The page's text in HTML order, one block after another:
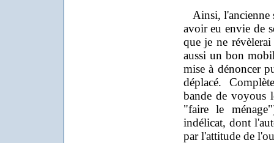
Ainsi, l'ancienne
avoir eu envie de
que je ne
aussi un bon
mise à dénoncer
déplacé.
bande de voyous
"faire le
indélicat, dont
par l'attitude de